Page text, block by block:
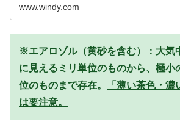
www.windy.com
※エアロゾル（黄砂を含む）：大気
に見えるミリ単位のものから、極小
位のものまで存在。
「薄い茶色・
は要注意。